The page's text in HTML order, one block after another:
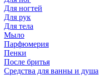
Для ногтей
Для рук
Для тела
Мыло
Парфюмерия
Пенки
После бритья
Средства для ванны и душа